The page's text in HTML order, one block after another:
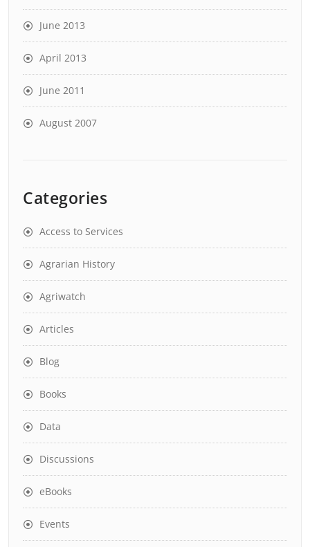
June 2013
April 2013
June 2011
August 2007
Categories
Access to Services
Agrarian History
Agriwatch
Articles
Blog
Books
Data
Discussions
eBooks
Events